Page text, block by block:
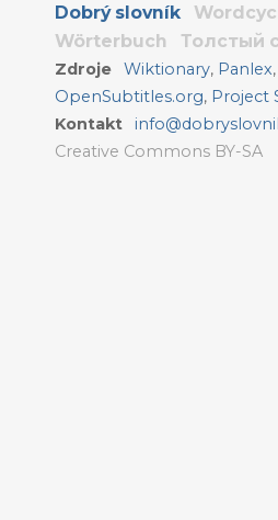
Dobrý slovník
Wörterbuch
Толстый
Zdroje Wiktionary, Panlex
OpenSubtitles.org, Project
Kontakt
Creative Commons BY-SA